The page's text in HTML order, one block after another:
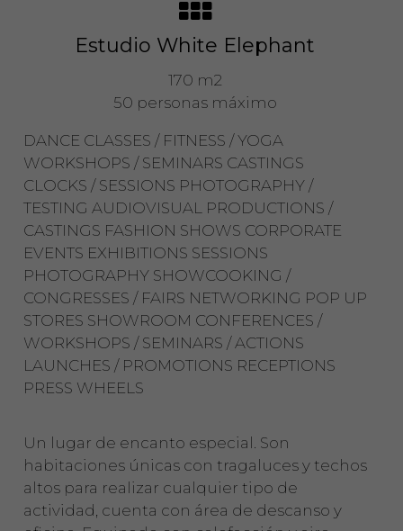
Estudio White Elephant
170 m2
50 personas máximo
DANCE CLASSES / FITNESS / YOGA
WORKSHOPS / SEMINARS CASTINGS
CLOCKS / SESSIONS PHOTOGRAPHY /
TESTING AUDIOVISUAL PRODUCTIONS /
CASTINGS FASHION SHOWS CORPORATE
EVENTS EXHIBITIONS SESSIONS
PHOTOGRAPHY SHOWCOOKING /
CONGRESSES / FAIRS NETWORKING POP UP
STORES SHOWROOM CONFERENCES /
WORKSHOPS / SEMINARS / ACTIONS
LAUNCHES / PROMOTIONS RECEPTIONS
PRESS WHEELS
Un lugar de encanto especial. Son
habitaciones únicas con tragaluces y techos
altos para realizar cualquier tipo de
actividad, cuenta con área de descanso y